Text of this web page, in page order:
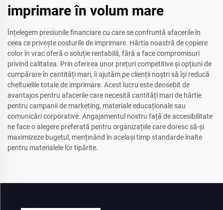
imprimare în volum mare
Înțelegem presiunile financiare cu care se confruntă afacerile în
ceea ce privește costurile de imprimare. Hârtia noastră de copiere
color în vrac oferă o soluție rentabilă, fără a face compromisuri
privind calitatea. Prin oferirea unor prețuri competitive și opțiuni de
cumpărare în cantități mari, îi ajutăm pe clienții noștri să își reducă
cheltuielile totale de imprimare. Acest lucru este deosebit de
avantajos pentru afacerile care necesită cantități mari de hârtie
pentru campanii de marketing, materiale educaționale sau
comunicări corporative. Angajamentul nostru față de accesibilitate
ne face o alegere preferată pentru organizațiile care doresc să-și
maximizeze bugetul, menținând în același timp standarde înalte
pentru materialele lor tipărite.